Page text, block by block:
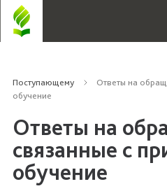
Поступающему
Ответы на
обучение
Ответы на
связанные с
обучение